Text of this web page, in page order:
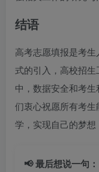
结语
高考志愿填报是考生
式的引入，高校招
中，数据安全和考
们衷心祝愿所有考
学，实现自己的梦想
📢 最后想说一句：